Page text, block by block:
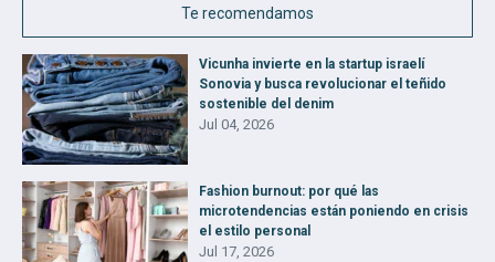
Te recomendamos
Vicunha invierte en la startup israelí
Sonovia y busca revolucionar el teñido
sostenible del denim
Jul 04, 2026
Fashion burnout: por qué las
microtendencias están poniendo en crisis
el estilo personal
Jul 17, 2026